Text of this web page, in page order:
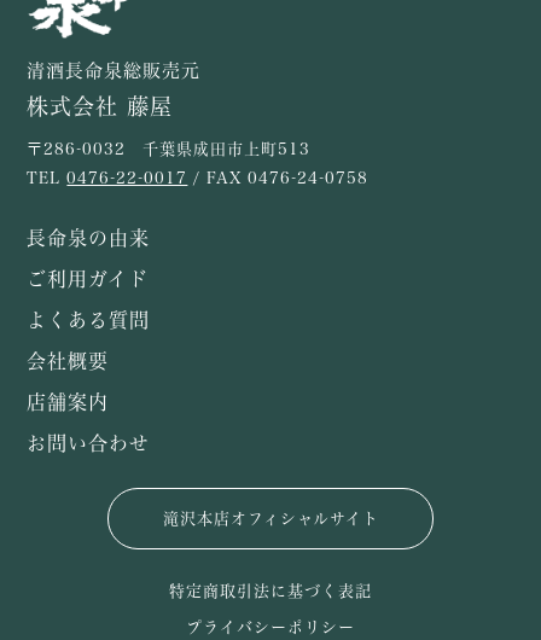
清酒長命泉総販売元
株式会社 藤屋
〒286-0032 千葉県成田市上町513
TEL0476-22-0017 / FAX 0476-24-0758
長命泉の由来
ご利用ガイド
よくある質問
会社概要
店舗案内
お問い合わせ
滝沢本店オフィシャルサイト
特定商取引法に基づく表記
プライバシーポリシー